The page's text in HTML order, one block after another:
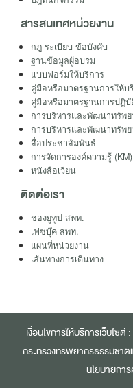
สารสนเทศหน่วยงาน
กฎ ระเบียบ ข้อบังคับ
ฐานข้อมูลผู้อบรม
แบบฟอร์มให้บริการ
คู่มือหรือมาตรฐานการให้บ
คู่มือหรือมาตรฐานการปฏิบั
การบริหารและพัฒนาทรัพ
การบริหารและพัฒนาทรัพ
สื่อประชาสัมพันธ์
การจัดการองค์ความรู้ (KM)
หนังสือเวียน
ติดต่อเรา
ช่องยูทูป สพท.
เฟซบุ๊ค สพท.
แผนที่หน่วยงาน
เส้นทางการเดินทาง
เงื่อนไขการให้บริการเว็บไซต์ :
กระทรวงทรัพยากรธรรมชาติ
นโยบายกา